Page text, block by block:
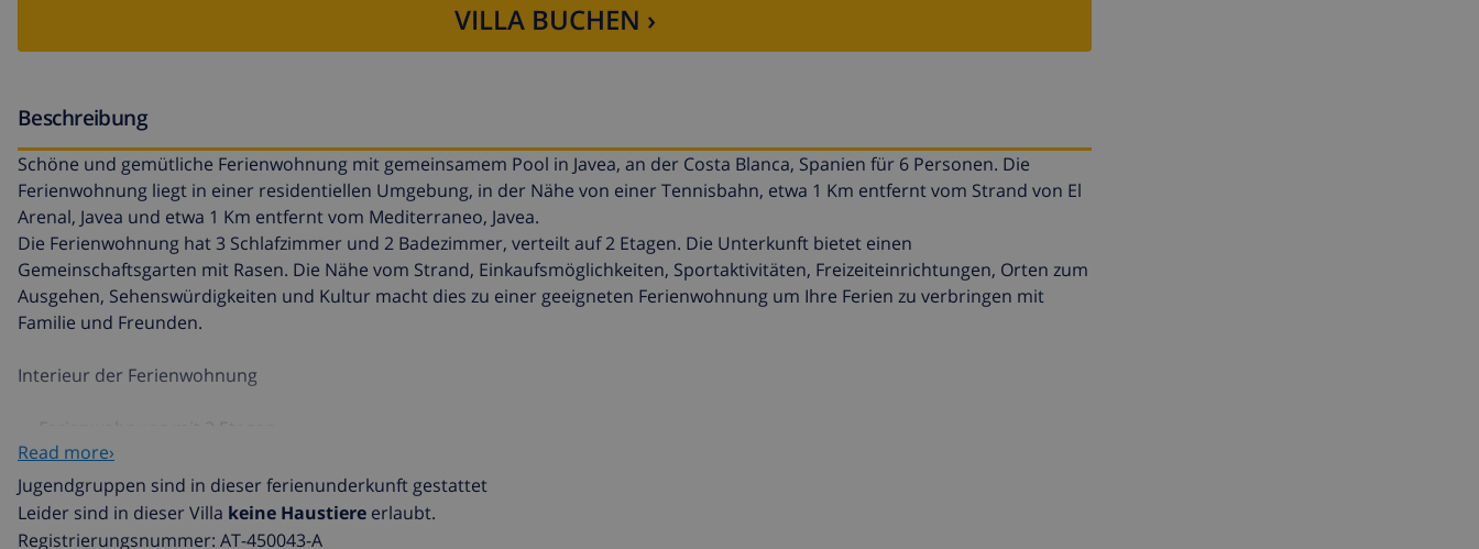
VILLA BUCHEN ›
Beschreibung
Schöne und gemütliche Ferienwohnung mit gemeinsamem Pool in Javea, an der Costa Blanca, Spanien für 6 Personen. Die
Ferienwohnung liegt in einer residentiellen Umgebung, in der Nähe von einer Tennisbahn, etwa 1 Km entfernt vom Strand von El
Arenal, Javea und etwa 1 Km entfernt vom Mediterraneo, Javea.
Die Ferienwohnung hat 3 Schlafzimmer und 2 Badezimmer, verteilt auf 2 Etagen. Die Unterkunft bietet einen
Gemeinschaftsgarten mit Rasen. Die Nähe vom Strand, Einkaufsmöglichkeiten, Sportaktivitäten, Freizeiteinrichtungen, Orten zum
Ausgehen, Sehenswürdigkeiten und Kultur macht dies zu einer geeigneten Ferienwohnung um Ihre Ferien zu verbringen mit
Familie und Freunden.
Interieur der Ferienwohnung
Wohnzimmer mit Fernsehen, DVD-Player und iPod-Dockingstation
Esszimmer
Offener Kamin im Wohnzimmer (Holz)
Read more›
Jugendgruppen sind in dieser ferienunderkunft gestattet
Leider sind in dieser Villa keine Haustiere erlaubt.
Registrierungsnummer: AT-450043-A